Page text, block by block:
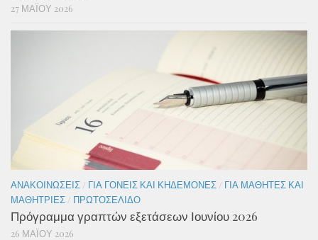
27 ΜΑΪ́ΟΥ 2026
ΑΝΑΚΟΙΝΏΣΕΙΣ / ΓΙΑ ΓΟΝΕΊΣ ΚΑΙ ΚΗΔΕΜΌΝΕΣ / ΓΙΑ ΜΑΘΗΤΈΣ ΚΑΙ
ΜΑΘΉΤΡΙΕΣ / ΠΡΩΤΟΣΈΛΙΔΟ
Πρόγραμμα γραπτών εξετάσεων Ιουνίου 2026
26 ΜΑΪ́ΟΥ 2026